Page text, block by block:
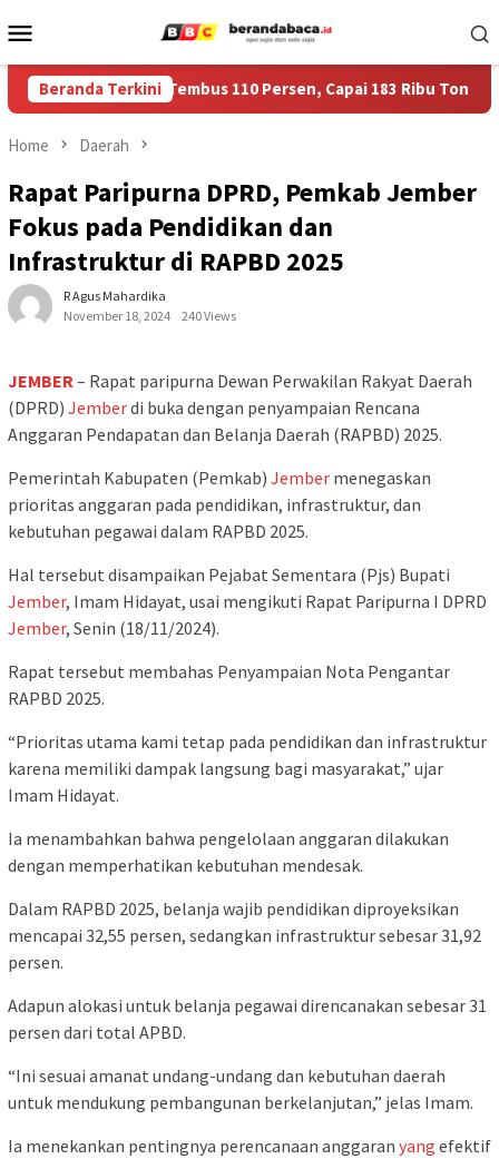
to
Menu
Beranda Terkini
Bulog Jember Tembus 110 Persen, Capai 183 Ribu Ton
Home Daerah
Rapat Paripurna DPRD, Pemkab Jember
Fokus pada Pendidikan dan
Infrastruktur di RAPBD 2025
R Agus Mahardika
November 18, 2024
240 Views
JEMBER– Rapat paripurna Dewan Perwakilan Rakyat Daerah
(DPRD) Jemberdi buka dengan penyampaian Rencana
Anggaran Pendapatan dan Belanja Daerah (RAPBD) 2025.
Pemerintah Kabupaten (Pemkab) Jember menegaskan
prioritas anggaran pada pendidikan, infrastruktur, dan
kebutuhan pegawai dalam RAPBD 2025.
Hal tersebut disampaikan Pejabat Sementara (Pjs) Bupati
Jember, Imam Hidayat, usai mengikuti Rapat Paripurna I DPRD
Jember, Senin (18/11/2024).
Rapat tersebut membahas Penyampaian Nota Pengantar
RAPBD 2025.
“Prioritas utama kami tetap pada pendidikan dan infrastruktur
karena memiliki dampak langsung bagi masyarakat,” ujar
Imam Hidayat.
Ia menambahkan bahwa pengelolaan anggaran dilakukan
dengan memperhatikan kebutuhan mendesak.
Dalam RAPBD 2025, belanja wajib pendidikan diproyeksikan
mencapai 32,55 persen, sedangkan infrastruktur sebesar 31,92
persen.
Adapun alokasi untuk belanja pegawai direncanakan sebesar 31
persen dari total APBD.
“Ini sesuai amanat undang-undang dan kebutuhan daerah
untuk mendukung pembangunan berkelanjutan,” jelas Imam.
Ia menekankan pentingnya perencanaan anggaran yang efektif